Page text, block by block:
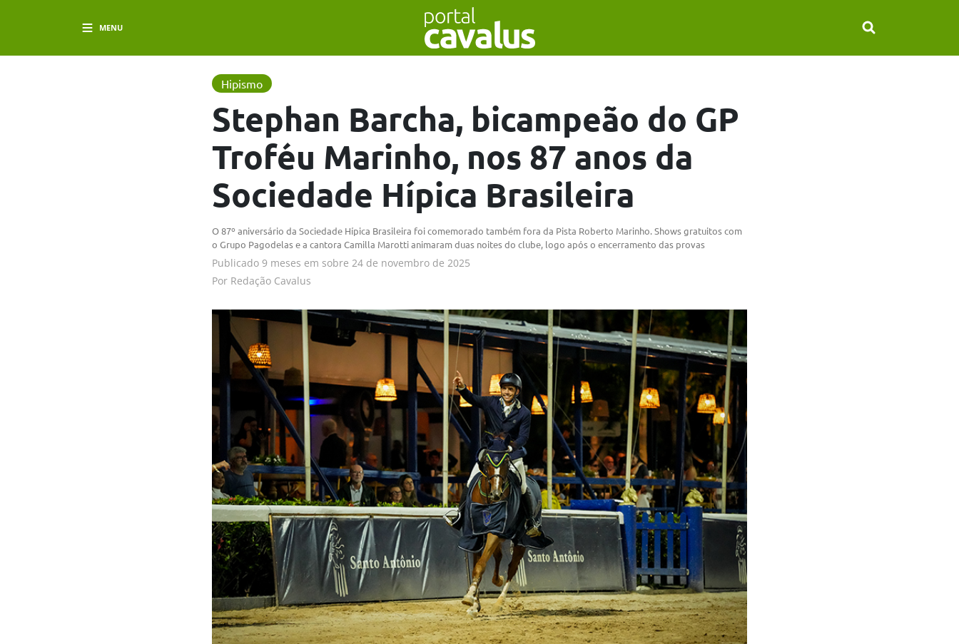
MENU
Hipismo
Stephan Barcha, bicampeão do GP
Troféu Marinho, nos 87 anos da
Sociedade Hípica Brasileira
O 87º aniversário da Sociedade Hípica Brasileira foi comemorado também fora da Pista Roberto Marinho. Shows gratuitos com
o Grupo Pagodelas e a cantora Camilla Marotti animaram duas noites do clube, logo após o encerramento das provas
Publicado 9 meses em sobre 24 de novembro de 2025
Por Redação Cavalus